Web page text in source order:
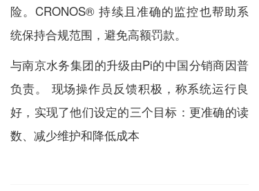
险。CRONOS® 持续且准确的监控也帮助系
统保持合规范围，避免高额罚款。
与南京水务集团的升级由Pi的中国分销商因普
负责。 现场操作员反馈积极，称系统运行良
好，实现了他们设定的三个目标：更准确的读
数、减少维护和降低成本